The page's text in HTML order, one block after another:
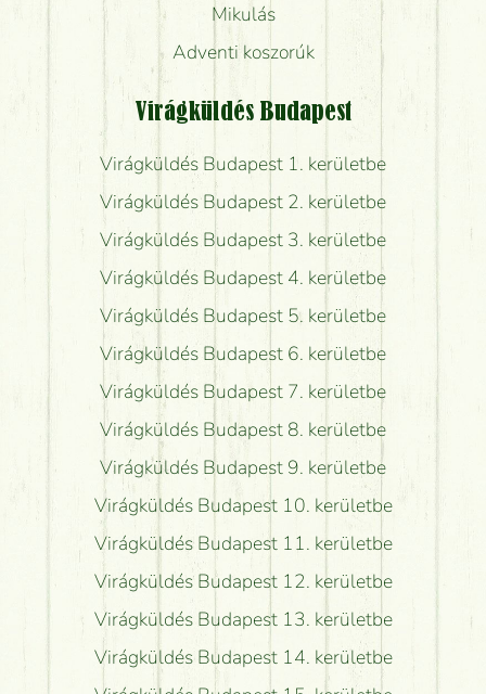
Mikulás
Adventi koszorúk
Virágküldés Budapest
Virágküldés Budapest 1. kerületbe
Virágküldés Budapest 2. kerületbe
Virágküldés Budapest 3. kerületbe
Virágküldés Budapest 4. kerületbe
Virágküldés Budapest 5. kerületbe
Virágküldés Budapest 6. kerületbe
Virágküldés Budapest 7. kerületbe
Virágküldés Budapest 8. kerületbe
Virágküldés Budapest 9. kerületbe
Virágküldés Budapest 10. kerületbe
Virágküldés Budapest 11. kerületbe
Virágküldés Budapest 12. kerületbe
Virágküldés Budapest 13. kerületbe
Virágküldés Budapest 14. kerületbe